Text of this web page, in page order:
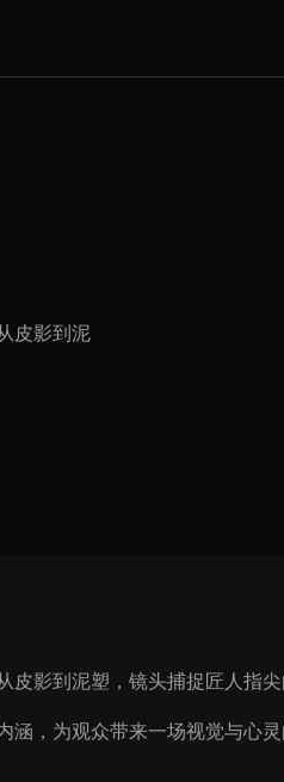
皮影到泥
影到泥塑，镜头捕捉匠人指
，为观众带来一场视觉与心